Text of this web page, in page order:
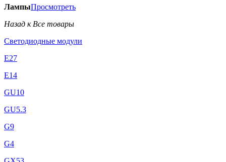
ЛампыПросмотреть
Назад к Все товары
Светодиодные модули
E27
E14
GU10
GU5.3
G9
G4